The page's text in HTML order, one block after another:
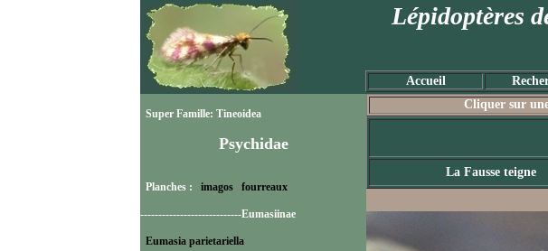
Lépidoptères
Accueil
Super Famille: Tineoidea
Psychidae
Planches : imagos fourreaux
----------------------------Eumasiinae
Eumasia parietariella
Cliquer sur
La Fausse teigne